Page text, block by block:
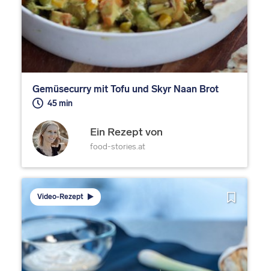
Gemüsecurry mit Tofu und Skyr Naan Brot
45 min
Ein Rezept von
food-stories.at
Video-Rezept